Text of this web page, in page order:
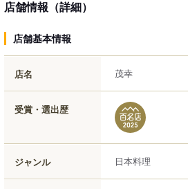
店舗情報（詳細）
店舗基本情報
店名 茂幸
受賞・選出歴
ジャンル 日本料理